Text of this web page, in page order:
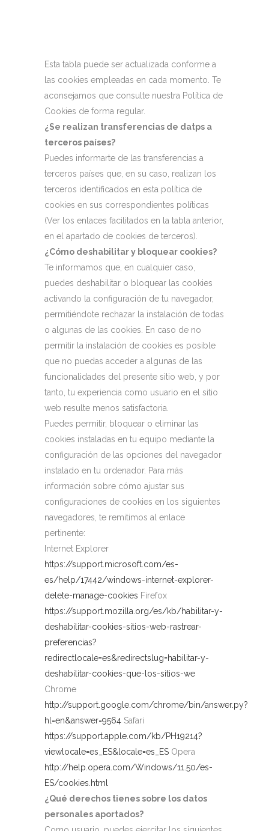
Esta tabla puede ser actualizada conforme a
las cookies empleadas en cada momento. Te
aconsejamos que consulte nuestra Política de
Cookies de forma regular.
¿Se realizan transferencias de datps a
terceros países?
Puedes informarte de las transferencias a
terceros países que, en su caso, realizan los
terceros identificados en esta política de
cookies en sus correspondientes políticas
(Ver los enlaces facilitados en la tabla anterior,
en el apartado de cookies de terceros).
¿Cómo deshabilitar y bloquear cookies?
Te informamos que, en cualquier caso,
puedes deshabilitar o bloquear las cookies
activando la configuración de tu navegador,
permitiéndote rechazar la instalación de todas
o algunas de las cookies. En caso de no
permitir la instalación de cookies es posible
que no puedas acceder a algunas de las
funcionalidades del presente sitio web, y por
tanto, tu experiencia como usuario en el sitio
web resulte menos satisfactoria.
Puedes permitir, bloquear o eliminar las
cookies instaladas en tu equipo mediante la
configuración de las opciones del navegador
instalado en tu ordenador. Para más
información sobre cómo ajustar sus
configuraciones de cookies en los siguientes
navegadores, te remitimos al enlace
pertinente:
Internet Explorer
https://support.microsoft.com/es-
es/help/17442/windows-internet-explorer-
delete-manage-cookies Firefox
https://support.mozilla.org/es/kb/habilitar-y-
deshabilitar-cookies-sitios-web-rastrear-
preferencias?
redirectlocale=es&redirectslug=habilitar-y-
deshabilitar-cookies-que-los-sitios-we
Chrome
http://support.google.com/chrome/bin/answer.py?
hl=en&answer=9564 Safari
https://support.apple.com/kb/PH19214?
viewlocale=es_ES&locale=es_ES Opera
http://help.opera.com/Windows/11.50/es-
ES/cookies.html
¿Qué derechos tienes sobre los datos
personales aportados?